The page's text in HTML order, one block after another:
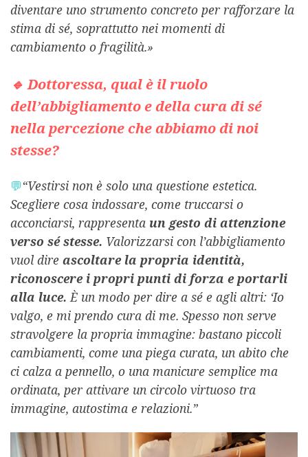
diventare uno strumento concreto per rafforzare la
stima di sé, soprattutto nei momenti di
cambiamento o fragilità.»
🔹 Dottoressa, qual è il ruolo
dell’abbigliamento e della cura di sé
nella percezione che abbiamo di noi
stesse?
💬“Vestirsi non è solo una questione estetica.
Scegliere cosa indossare, come truccarsi o
acconciarsi, rappresenta un gesto di attenzione
verso sé stesse. Valorizzarsi con l’abbigliamento
vuol dire ascoltare la propria identità,
riconoscere i propri punti di forza e portarli
alla luce. È un modo per dire a sé e agli altri: ‘Io
valgo, e mi prendo cura di me. Spesso non serve
stravolgere la propria immagine: bastano piccoli
cambiamenti, come una piega curata, un abito che
ci calza a pennello, o una manicure semplice ma
ordinata, per attivare un circolo virtuoso tra
immagine, autostima e relazioni.”